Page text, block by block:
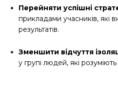
Перейняти успішні
прикладами учасників, які
результатів.
Зменшити відчуття
у групі людей, які